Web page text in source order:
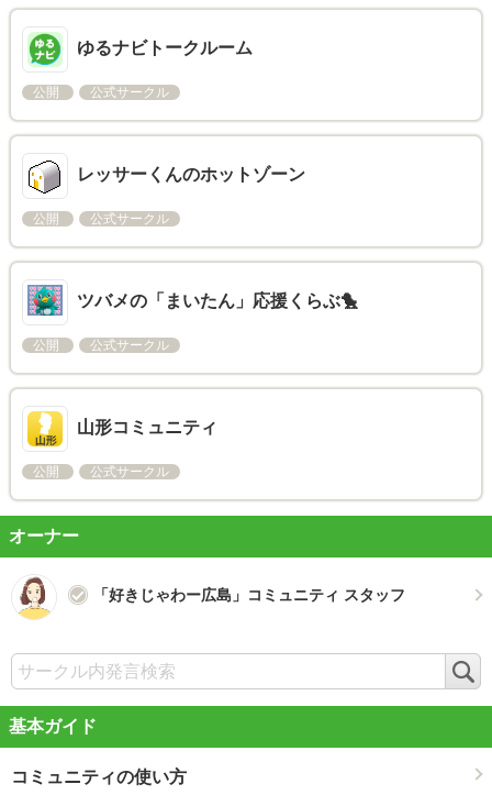
ゆるナビトークルーム
公開 公式サークル
レッサーくんのホットゾーン
公開 公式サークル
ツバメの「まいたん」応援くらぶ🐤
公開 公式サークル
山形コミュニティ
公開 公式サークル
オーナー
「好きじゃわー広島」コミュニティ スタッフ
基本ガイド
コミュニティの使い方